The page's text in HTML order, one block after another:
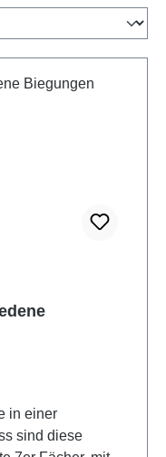
in einer
sind diese